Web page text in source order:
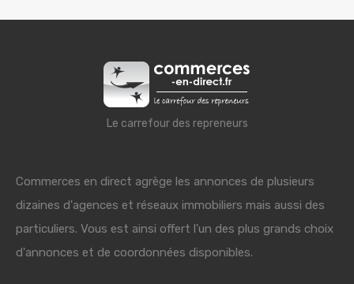
Le carrefour des repreneurs
Commerces en direct agrège les annonces de plusieurs
dizaines d'agences et réseaux immobiliers mais aussi des
particuliers. Vous est ainsi offert l'un des plus grands choix
d'annonces et de coordonnées disponibles.